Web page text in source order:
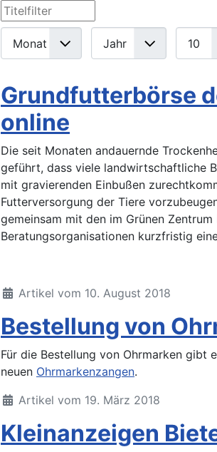
Filter
Titelfilter
Grundfutterbörse
online
Die seit Monaten andauernde
geführt, dass viele landwirtschaftliche
mit gravierenden Einbußen
Futterversorgung der Tiere
gemeinsam mit den im Grünen
Beratungsorganisationen kurzfristig
Artikel vom 10. August 2018
Bestellung von
Für die Bestellung von Ohrmarken gibt
neuen Ohrmarkenzangen.
Artikel vom 19. März 2018
Kleinanzeigen